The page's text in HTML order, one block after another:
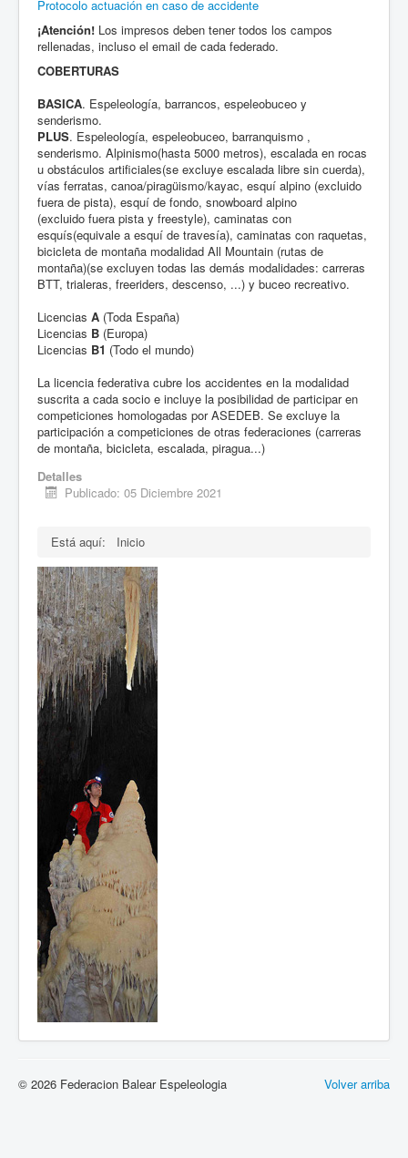
Protocolo actuación en caso de accidente
¡Atención! Los impresos deben tener todos los campos
rellenadas, incluso el email de cada federado.
COBERTURAS
BASICA. Espeleología, barrancos, espeleobuceo y
senderismo.
PLUS. Espeleología, espeleobuceo, barranquismo ,
senderismo. Alpinismo(hasta 5000 metros), escalada en rocas
u obstáculos artificiales(se excluye escalada libre sin cuerda),
vías ferratas, canoa/piragüismo/kayac, esquí alpino (excluido
fuera de pista), esquí de fondo, snowboard alpino
(excluido fuera pista y freestyle), caminatas con
esquís(equivale a esquí de travesía), caminatas con raquetas,
bicicleta de montaña modalidad All Mountain (rutas de
montaña)(se excluyen todas las demás modalidades: carreras
BTT, trialeras, freeriders, descenso, ...) y buceo recreativo.
Licencias A (Toda España)
Licencias B (Europa)
Licencias B1 (Todo el mundo)
La licencia federativa cubre los accidentes en la modalidad
suscrita a cada socio e incluye la posibilidad de participar en
competiciones homologadas por ASEDEB. Se excluye la
participación a competiciones de otras federaciones (carreras
de montaña, bicicleta, escalada, piragua...)
Detalles
Publicado: 05 Diciembre 2021
Está aquí: Inicio
Volver arriba
© 2026 Federacion Balear Espeleologia